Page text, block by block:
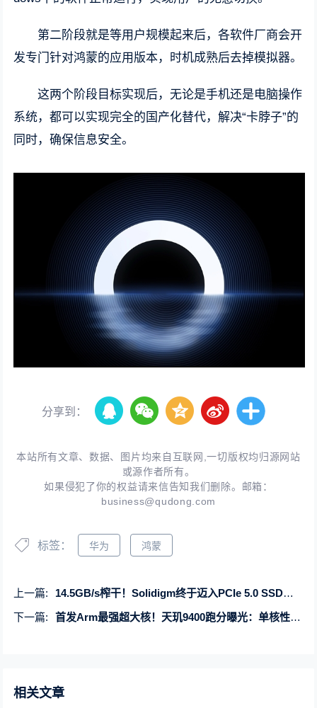
第二阶段就是等用户规模起来后，各软件厂商会开
发专门针对鸿蒙的应用版本，时机成熟后去掉模拟器。
这两个阶段目标实现后，无论是手机还是电脑操作
系统，都可以实现完全的国产化替代，解决“卡脖子”的
同时，确保信息安全。
分享到：
本站所有文章、数据、图片均来自互联网,一切版权均归源网站
或源作者所有。
如果侵犯了你的权益请来信告知我们删除。邮箱：
business@qudong.com
标签： 华为 鸿蒙
上一篇:
14.5GB/s榨干！Solidigm终于迈入PCIe 5.0 SSD时代：速度无敌、稳如泰山
下一篇:
首发Arm最强超大核！天玑9400跑分曝光：单核性能追平苹果A17 Pro
相关文章